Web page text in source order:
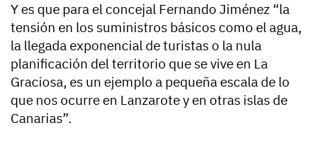
Y es que para el concejal Fernando Jiménez “la
tensión en los suministros básicos como el agua,
la llegada exponencial de turistas o la nula
planificación del territorio que se vive en La
Graciosa, es un ejemplo a pequeña escala de lo
que nos ocurre en Lanzarote y en otras islas de
Canarias”.